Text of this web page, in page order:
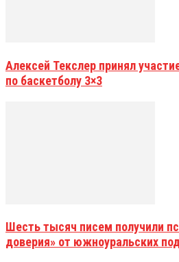
Алексей Текслер принял
по баскетболу 3×3
Шесть тысяч писем получили
доверия» от южноуральских